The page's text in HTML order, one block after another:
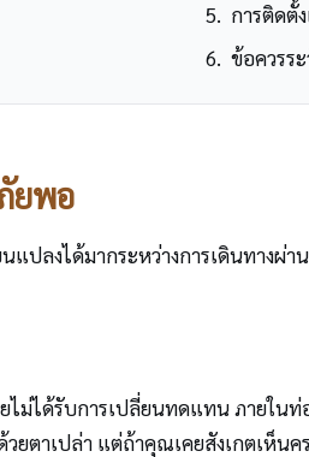
การติดตั้
ข้อควรร
ยพอ
ปลงได้มากระหว่างการเดินทางผ่
ม่ได้รับการเปลี่ยนทดแทน ภายใน
ยตาเปล่า แต่ถ้าคุณเคยสังเกตเห็